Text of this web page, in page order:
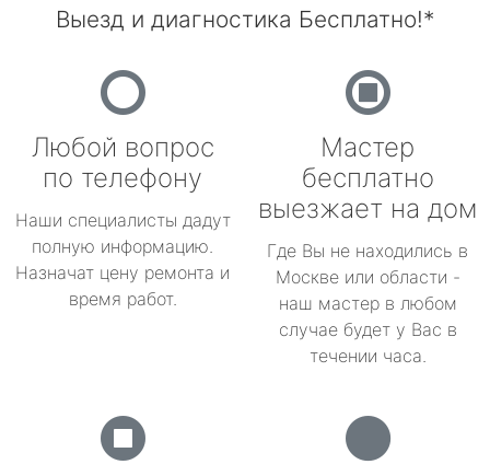
Выезд и диагностика Бесплатно!*
Любой вопрос
по телефону
Наши специалисты дадут
полную информацию.
Назначат цену ремонта и
время работ.
Мастер
бесплатно
выезжает на дом
Где Вы не находились в
Москве или области -
наш мастер в любом
случае будет у Вас в
течении часа.